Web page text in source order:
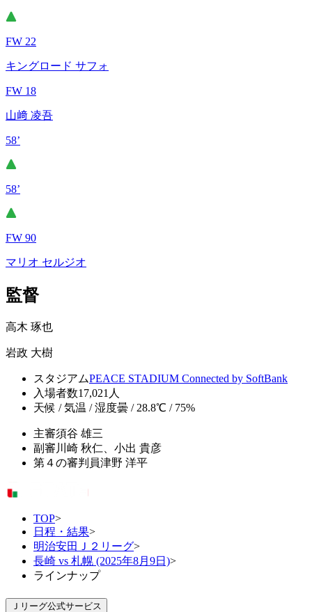
FW 22
キングロード サフォ
FW 18
山﨑 凌吾
58’
58’
FW 90
マリオ セルジオ
監督
高木 琢也
岩政 大樹
スタジアムPEACE STADIUM Connected by SoftBank
入場者数17,021人
天候 / 気温 / 湿度曇 / 28.8℃ / 75%
主審須谷 雄三
副審 川崎 秋仁、小出 貴彦
第４の審判員津野 洋平
TOP>
日程・結果>
明治安田Ｊ２リーグ>
長崎 vs 札幌 (2025年8月9日)>
ラインナップ
Ｊリーグ公式サービス